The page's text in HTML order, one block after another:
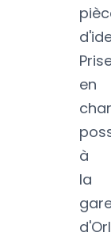
en
à
la